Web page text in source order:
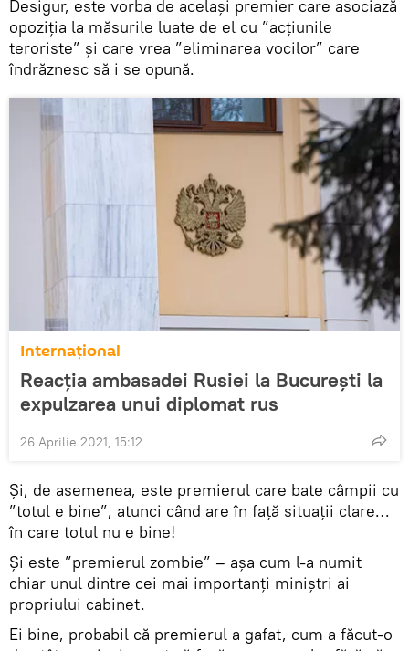
Desigur, este vorba de același premier care asociază
opoziția la măsurile luate de el cu ”acțiunile
teroriste” și care vrea ”eliminarea vocilor” care
îndrăznesc să i se opună.
Internaţional
Reacția ambasadei Rusiei la București la
expulzarea unui diplomat rus
26 Aprilie 2021, 15:12
Și, de asemenea, este premierul care bate câmpii cu
”totul e bine”, atunci când are în față situații clare…
în care totul nu e bine!
Și este ”premierul zombie” – așa cum l-a numit
chiar unul dintre cei mai importanți miniștri ai
propriului cabinet.
Ei bine, probabil că premierul a gafat, cum a făcut-o